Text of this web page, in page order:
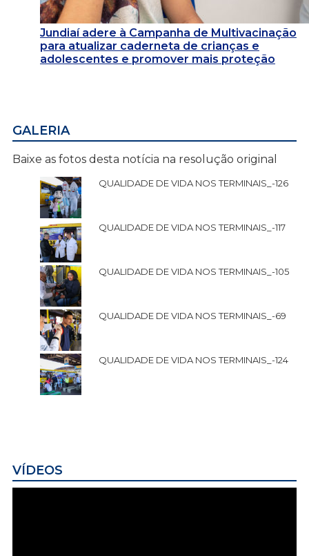
Jundiaí adere à Campanha de Multivacinação
para atualizar caderneta de crianças e
adolescentes e promover mais proteção
GALERIA
Baixe as fotos desta notícia na resolução original
QUALIDADE DE VIDA NOS TERMINAIS_-126
QUALIDADE DE VIDA NOS TERMINAIS_-117
QUALIDADE DE VIDA NOS TERMINAIS_-105
QUALIDADE DE VIDA NOS TERMINAIS_-69
QUALIDADE DE VIDA NOS TERMINAIS_-124
VÍDEOS